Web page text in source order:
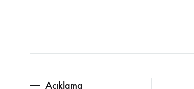
Açıklama